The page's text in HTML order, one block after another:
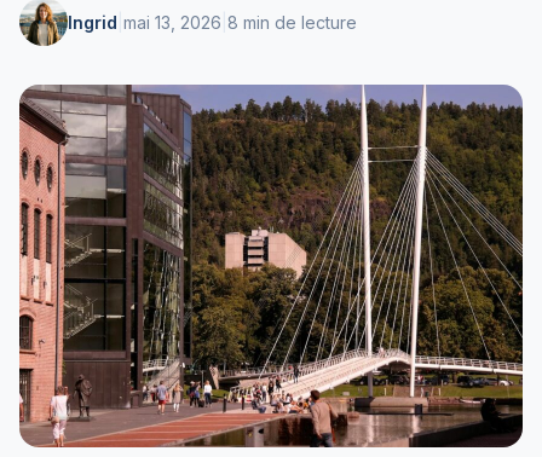
Ingrid mai 13, 2026 8 min de lecture